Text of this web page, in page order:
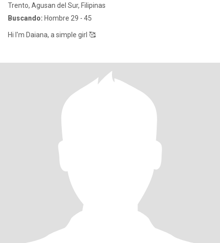
Trento, Agusan del Sur, Filipinas
Buscando: Hombre 29 - 45
Hi I'm Daiana, a simple girl 🥰